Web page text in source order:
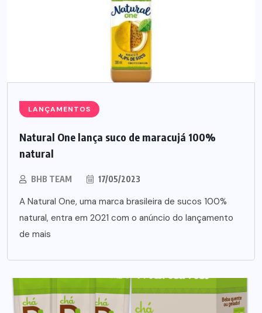
LANÇAMENTOS
Natural One lança suco de maracujá 100%
natural
BHB TEAM 17/05/2023
A Natural One, uma marca brasileira de sucos 100%
natural, entra em 2021 com o anúncio do lançamento
de mais